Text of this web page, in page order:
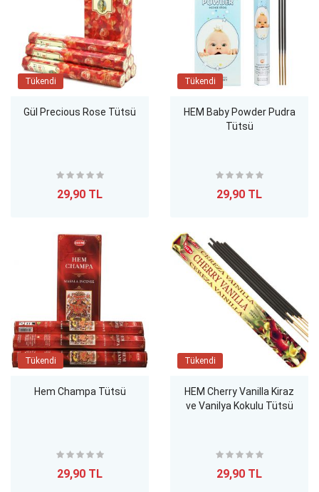
Tükendi
Gül Precious Rose Tütsü
29,90 TL
Tükendi
HEM Baby Powder Pudra
Tütsü
29,90 TL
Tükendi
Hem Champa Tütsü
29,90 TL
Tükendi
HEM Cherry Vanilla Kiraz
ve Vanilya Kokulu Tütsü
29,90 TL